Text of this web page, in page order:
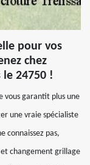
pour vos
chez
le 24750 !
vous garantit plus une
une vraie spécialiste
connaissez pas,
et changement grillage